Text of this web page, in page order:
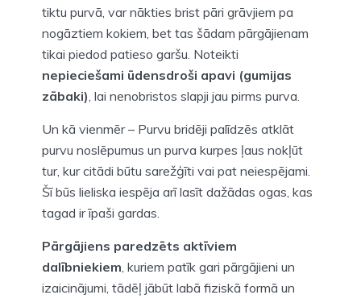
tiktu purvā, var nākties brist pāri grāvjiem pa
nogāztiem kokiem, bet tas šādam pārgājienam
tikai piedod patieso garšu. Noteikti
nepieciešami ūdensdroši apavi (gumijas
zābaki) , lai nenobristos slapji jau pirms purva.
Un kā vienmēr – Purvu bridēji palīdzēs atklāt
purvu noslēpumus un purva kurpes ļaus nokļūt
tur, kur citādi būtu sarežģīti vai pat neiespējami.
Šī būs lieliska iespēja arī lasīt dažādas ogas, kas
tagad ir īpaši gardas.
Pārgājiens paredzēts aktīviem
dalībniekiem , kuriem patīk gari pārgājieni un
izaicinājumi, tādēļ jābūt labā fiziskā formā un